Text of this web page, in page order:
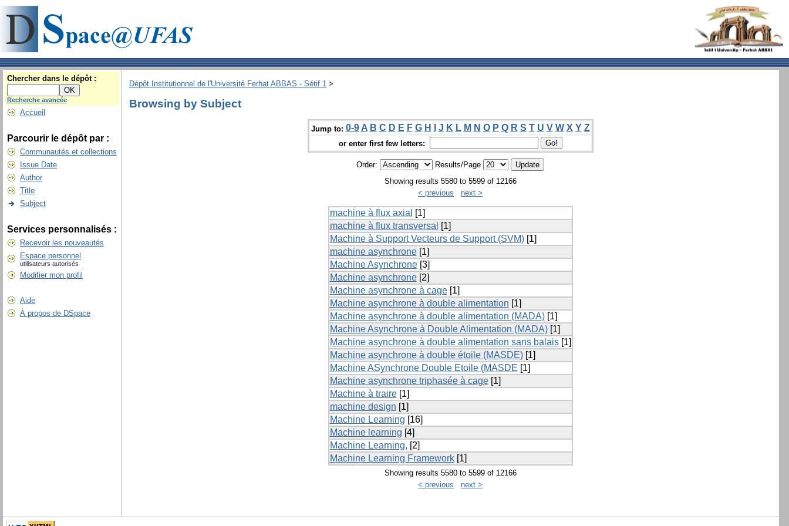
Chercher dans le dépôt :
Recherche avancée
Accueil
Parcourir le dépôt par :
Communautés et collections
Issue Date
Author
Title
Subject
Services personnalisés :
Recevoir les nouveautés
Espace personnel
utilisateurs autorisés
Modifier mon profil
Aide
À propos de DSpace
Dépôt Institutionnel de l'Université Ferhat ABBAS - Sétif 1 >
Browsing by Subject
Jump to: 0-9 A B C D E F G H J K L M N O P Q R S T U V W X Y Z
or enter first few letters:
Order:
Results/Page
Showing results 5580 to 5599 of 12166
< previous
next >
machine à flux axial
[1]
machine à flux transversal
[1]
Machine à Support Vecteurs de Support (SVM)[1]
machine asynchrone[1]
Machine Asynchrone[3]
Machine asynchrone[2]
Machine asynchrone à cage[1]
Machine asynchrone à double alimentation [1]
Machine asynchrone à double alimentation (MADA)[1]
Machine Asynchrone à Double Alimentation (MADA)[1]
Machine asynchrone à double alimentation sans balais[1]
Machine asynchrone à double étoile (MASDE)[1]
Machine ASynchrone Double Etoile (MASDE [1]
Machine asynchrone triphasée à cage[1]
Machine à traire[1]
machine design [1]
Machine Learning [16]
Machine learning [4]
Machine Learning, [2]
Machine Learning Framework[1]
Showing results 5580 to 5599 of 12166
< previous
next >